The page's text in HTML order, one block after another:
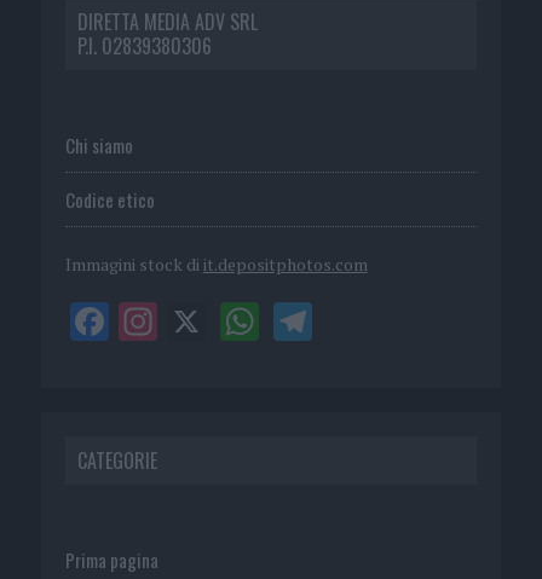
DIRETTA MEDIA ADV SRL
P.I. 02839380306
Chi siamo
Codice etico
Immagini stock di it.depositphotos.com
CATEGORIE
Prima pagina